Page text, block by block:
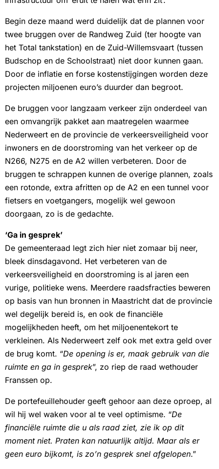
Begin deze maand werd duidelijk dat de plannen voor
twee bruggen over de Randweg Zuid (ter hoogte van
het Total tankstation) en de Zuid-Willemsvaart (tussen
Budschop en de Schoolstraat) niet door kunnen gaan.
Door de inflatie en forse kostenstijgingen worden deze
projecten miljoenen euro’s duurder dan begroot.
De bruggen voor langzaam verkeer zijn onderdeel van
een omvangrijk pakket aan maatregelen waarmee
Nederweert en de provincie de verkeersveiligheid voor
inwoners en de doorstroming van het verkeer op de
N266, N275 en de A2 willen verbeteren. Door de
bruggen te schrappen kunnen de overige plannen, zoals
een rotonde, extra afritten op de A2 en een tunnel voor
fietsers en voetgangers, mogelijk wel gewoon
doorgaan, zo is de gedachte.
‘Ga in gesprek’
De gemeenteraad legt zich hier niet zomaar bij neer,
bleek dinsdagavond. Het verbeteren van de
verkeersveiligheid en doorstroming is al jaren een
vurige, politieke wens. Meerdere raadsfracties beweren
op basis van hun bronnen in Maastricht dat de provincie
wel degelijk bereid is, en ook de financiële
mogelijkheden heeft, om het miljoenentekort te
verkleinen. Als Nederweert zelf ook met extra geld over
de brug komt. “De opening is er, maak gebruik van die
ruimte en ga in gesprek”, zo riep de raad wethouder
Franssen op.
De portefeuillehouder geeft gehoor aan deze oproep, al
wil hij wel waken voor al te veel optimisme. “De
financiële ruimte die u als raad ziet, zie ik op dit
moment niet. Praten kan natuurlijk altijd. Maar als er
geen euro bijkomt, is zo’n gesprek snel afgelopen.”